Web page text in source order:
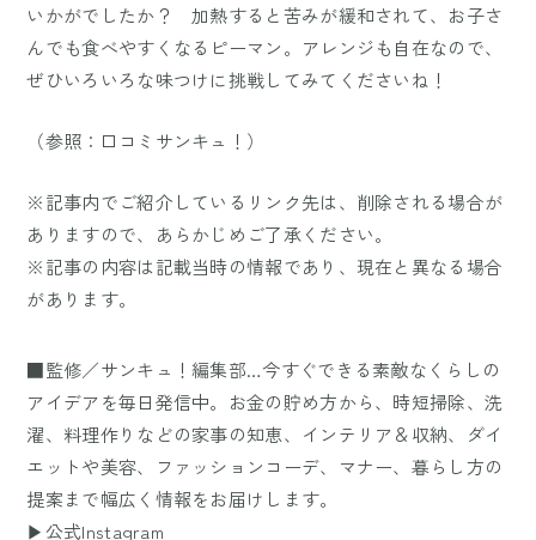
いかがでしたか？ 加熱すると苦みが緩和されて、お子さ
んでも食べやすくなるピーマン。アレンジも自在なので、
ぜひいろいろな味つけに挑戦してみてくださいね！
（参照： 口コミサンキュ！ ）
※記事内でご紹介しているリンク先は、削除される場合が
ありますので、あらかじめご了承ください。
※記事の内容は記載当時の情報であり、現在と異なる場合
があります。
■監修／サンキュ！編集部…今すぐできる素敵なくらしの
アイデアを毎日発信中。お金の貯め方から、時短掃除、洗
濯、料理作りなどの家事の知恵、インテリア＆収納、ダイ
エットや美容、ファッションコーデ、マナー、暮らし方の
提案まで幅広く情報をお届けします。
▶公式Instagram